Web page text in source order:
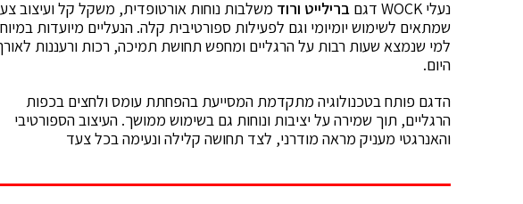
נעלי WOCK דגם
ברילייט ורוד משלבות נוחות אורטופדית, משקל קל ועיצוב
שמתאים לשימוש יומיומי וגם לפעילות ספורטיבית קלה. הנעליים מיועדות
למי שנמצא שעות רבות על הרגליים ומחפש תחושת תמיכה, רכות ורעננות
היום.
הדגם פותח בטכנולוגיה מתקדמת המסייעת בהפחתת עומס ולחצים בכפות
הרגליים, תוך שמירה על יציבות ונוחות גם בשימוש ממושך. העיצוב הספורטיבי
והאנרגטי מעניק מראה מודרני, לצד תחושה קלילה ונעימה בכל צעד